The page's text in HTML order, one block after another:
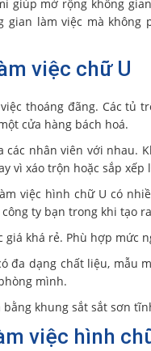
giúp mở rộng không
gian làm việc mà
việc chữ U
thoáng đãng. Các tủ
cửa hàng bách hoá.
các nhân viên với nhau.
vì xáo trộn hoặc sắp
việc hình chữ U có
ty bạn trong khi tạo
giá khá rẻ. Phù hợp mức
đa dạng chất liệu, mẫu
mình.
khung sắt sắt sơn
việc hình